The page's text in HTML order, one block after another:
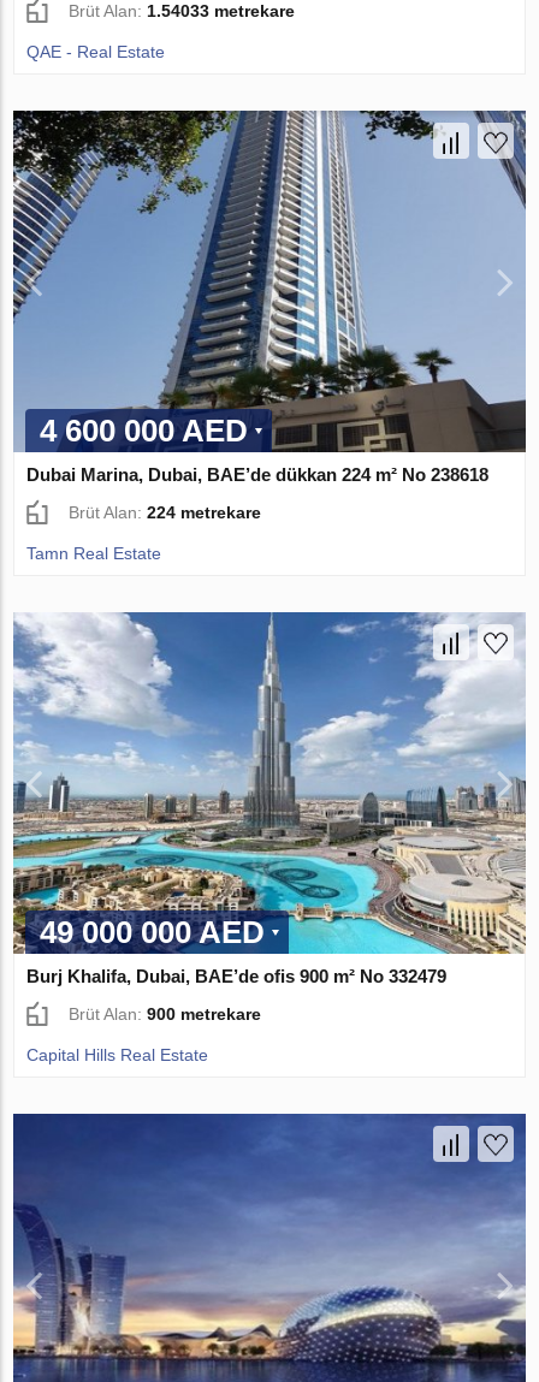
Brüt Alan:1.54033 metrekare
QAE - Real Estate
4 600 000 AED
Dubai Marina, Dubai, BAE’de dükkan 224 m² No 238618
Brüt Alan:224 metrekare
Tamn Real Estate
49 000 000 AED
Burj Khalifa, Dubai, BAE’de ofis 900 m² No 332479
Brüt Alan:900 metrekare
Capital Hills Real Estate